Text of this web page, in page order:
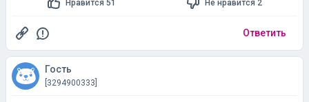
Нравится 51 Не нравится 2
Ответить
Гость
[3294900333]